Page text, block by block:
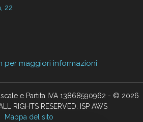
22
per maggiori informazioni
e Partita IVA 13868590962 - © 2026
RIGHTS RESERVED. ISP AWS
Mappa del sito